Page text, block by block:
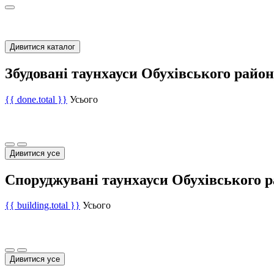
Дивитися каталог
Збудовані таунхауси Обухівського
{{ done.total }} Усього
Дивитися усе
Споруджувані таунхауси Обухівського
{{ building.total }} Усього
Дивитися усе